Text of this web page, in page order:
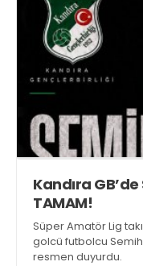
Kandıra
TAMAM!
Süper Amatör Lig
golcü futbolcu
resmen duyurdu.